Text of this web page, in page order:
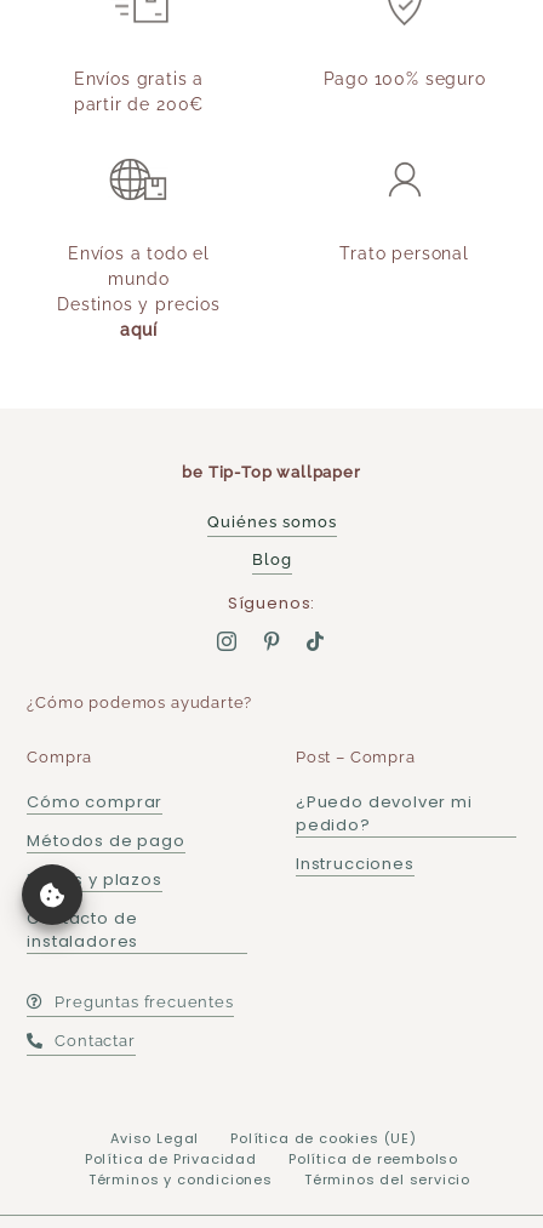
Envíos gratis a
partir de 200€
Pago 100% seguro
Envíos a todo el
mundo
Destinos y precios
aquí
Trato personal
be Tip-Top wallpaper
Quiénes somos
Blog
Síguenos:
¿Cómo podemos ayudarte?
Compra
Cómo comprar
Métodos de pago
Envíos y plazos
Contacto de
instaladores
Post – Compra
¿Puedo devolver mi
pedido?
Instrucciones
Preguntas frecuentes
Contactar
Aviso Legal
Política de cookies (UE)
Política de Privacidad
Política de reembolso
Términos y condiciones
Términos del servicio